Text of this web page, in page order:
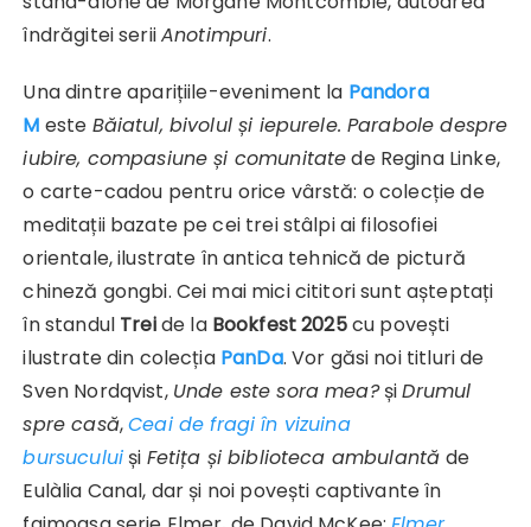
îndrăgitei seriiAnotimpuri.
Una dintre aparițiile-eveniment la Pandora
M este Băiatul, bivolul și iepurele. Parabole despre
iubire, compasiune și comunitatede Regina Linke,
o carte-cadou pentru orice vârstă: o colecție de
meditații bazate pe cei trei stâlpi ai filosofiei
orientale, ilustrate în antica tehnică de pictură
chineză gongbi. Cei mai mici cititori sunt așteptați
în standul Treide la Bookfest 2025cu povești
ilustrate din colecția PanDa. Vor găsi noi titluri de
Sven Nordqvist, Unde este sora mea?șiDrumul
spre casă,Ceai de fragi în vizuina
bursucului și Fetița și biblioteca ambulantăde
Eulàlia Canal, dar și noi povești captivante în